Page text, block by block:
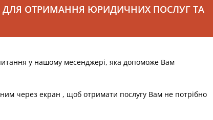
ОТРИМАННЯ ЮРИДИЧНИХ ПОСЛУГ ТА
у нашому месенджері, яка допоможе Вам
через екран , щоб отримати послугу Вам не потрібно